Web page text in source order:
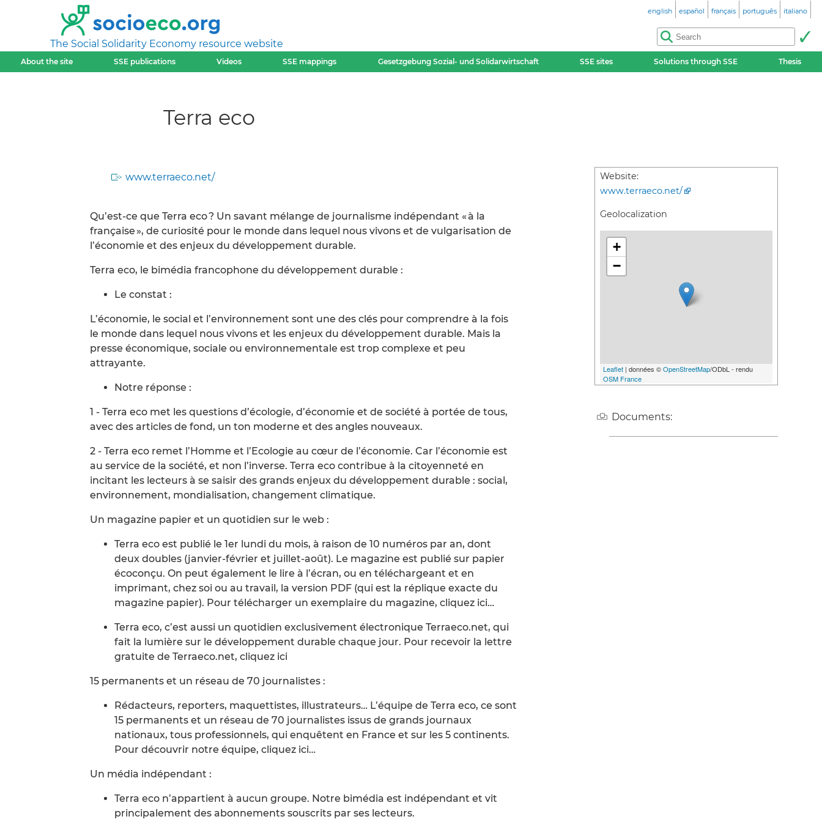
The Social Solidarity Economy resource website
english español français português italiano
About the site SSE publications Videos SSE mappings Gesetzgebung Sozial- und Solidarwirtschaft SSE sites Solutions through SSE Thesis
Terra eco
www.terraeco.net/
Qu’est-ce que Terra eco ? Un savant mélange de journalisme indépendant « à la
française », de curiosité pour le monde dans lequel nous vivons et de vulgarisation de
l’économie et des enjeux du développement durable.
Terra eco, le bimédia francophone du développement durable :
Le constat :
L’économie, le social et l’environnement sont une des clés pour comprendre à la fois
le monde dans lequel nous vivons et les enjeux du développement durable. Mais la
presse économique, sociale ou environnementale est trop complexe et peu
attrayante.
Notre réponse :
1 - Terra eco met les questions d’écologie, d’économie et de société à portée de tous,
avec des articles de fond, un ton moderne et des angles nouveaux.
2 - Terra eco remet l’Homme et l’Ecologie au cœur de l’économie. Car l’économie est
au service de la société, et non l’inverse. Terra eco contribue à la citoyenneté en
incitant les lecteurs à se saisir des grands enjeux du développement durable : social,
environnement, mondialisation, changement climatique.
Un magazine papier et un quotidien sur le web :
Terra eco est publié le 1er lundi du mois, à raison de 10 numéros par an, dont
deux doubles (janvier-février et juillet-août). Le magazine est publié sur papier
écoconçu. On peut également le lire à l’écran, ou en téléchargeant et en
imprimant, chez soi ou au travail, la version PDF (qui est la réplique exacte du
magazine papier). Pour télécharger un exemplaire du magazine, cliquez ici…
Terra eco, c’est aussi un quotidien exclusivement électronique Terraeco.net, qui
fait la lumière sur le développement durable chaque jour. Pour recevoir la lettre
gratuite de Terraeco.net, cliquez ici
15 permanents et un réseau de 70 journalistes :
Rédacteurs, reporters, maquettistes, illustrateurs… L’équipe de Terra eco, ce sont
15 permanents et un réseau de 70 journalistes issus de grands journaux
nationaux, tous professionnels, qui enquêtent en France et sur les 5 continents.
Pour découvrir notre équipe, cliquez ici…
Un média indépendant :
Terra eco n’appartient à aucun groupe. Notre bimédia est indépendant et vit
principalement des abonnements souscrits par ses lecteurs.
Website:
www.terraeco.net/
Geolocalization
+
−
Leaflet | données ©OpenStreetMap/ODbL - rendu
OSM France
Documents: